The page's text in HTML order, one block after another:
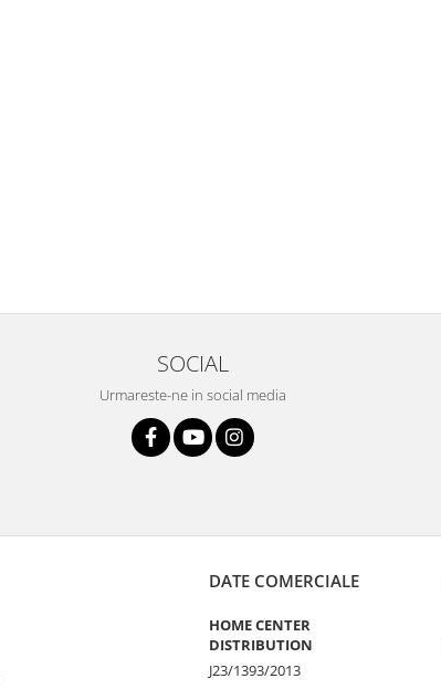
SOCIAL
Urmareste-ne in social media
DATE COMERCIALE
HOME CENTER
DISTRIBUTION
J23/1393/2013